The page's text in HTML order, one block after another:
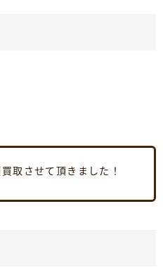
取させて頂きました！